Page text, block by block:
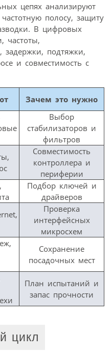
цепях анализируют
полосу, защиту
В цифровых
частоты,
задержки, подтяжки,
и совместимость с
Зачем это нужно
Выбор
стабилизаторов и
фильтров
Совместимость
контроллера и
периферии
Подбор ключей и
драйверов
Проверка
интерфейсных
микросхем
Сохранение
посадочных мест
План испытаний и
запас прочности
цикл